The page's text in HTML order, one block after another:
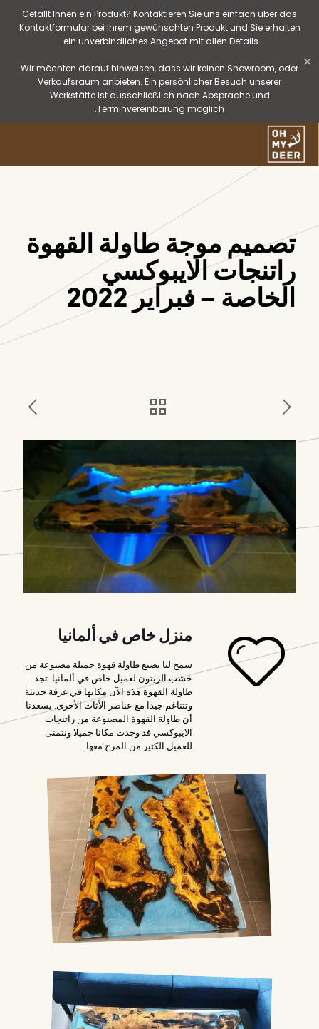
Gefällt Ihnen ein Produkt? Kontaktieren Sie uns einfach über das
Kontaktformular bei Ihrem gewünschten Produkt und Sie erhalten
ein unverbindliches Angebot mit allen Details.
Wir möchten darauf hinweisen, dass wir keinen Showroom, oder
Verkaufsraum anbieten. Ein persönlicher Besuch unserer
Werkstätte ist ausschließlich nach Absprache und
Terminvereinbarung möglich.
✕
تصميم موجة طاولة القهوة
راتنجات الايبوكسي
الخاصة – فبراير 2022
منزل خاص في ألمانيا
سمح لنا بصنع طاولة قهوة جميلة مصنوعة من
خشب الزيتون لعميل خاص في ألمانيا. تجد
طاولة القهوة هذه الآن مكانها في غرفة حديثة
وتتناغم جيدا مع عناصر الأثاث الأخرى. يسعدنا
أن طاولة القهوة المصنوعة من راتنجات
الايبوكسي قد وجدت مكانا جميلا ونتمنى
للعميل الكثير من المرح معها.